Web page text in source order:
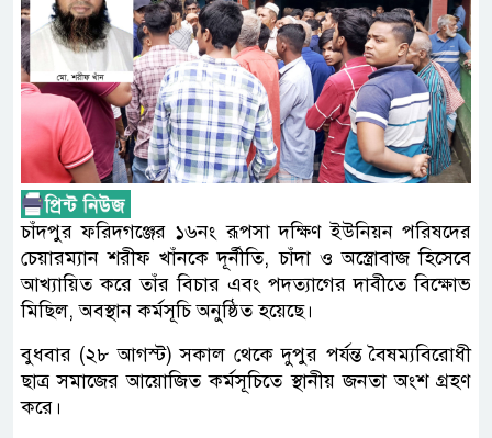
চাঁদপুর ফরিদগঞ্জের ১৬নং রূপসা দক্ষিণ ইউনিয়ন পরিষদের
চেয়ারম্যান শরীফ খাঁনকে দূর্নীতি, চাঁদা ও অস্ত্রোবাজ হিসেবে
আখ্যায়িত করে তাঁর বিচার এবং পদত্যাগের দাবীতে বিক্ষোভ
মিছিল, অবস্থান কর্মসূচি অনুষ্ঠিত হয়েছে।
বুধবার (২৮ আগস্ট) সকাল থেকে দুপুর পর্যন্ত বৈষম্যবিরোধী
ছাত্র সমাজের আয়োজিত কর্মসূচিতে স্থানীয় জনতা অংশ গ্রহণ
করে।